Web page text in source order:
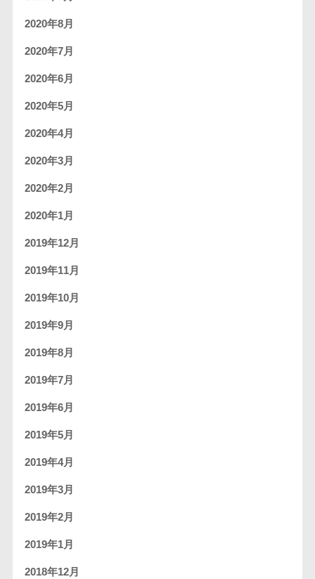
2020年8月
2020年7月
2020年6月
2020年5月
2020年4月
2020年3月
2020年2月
2020年1月
2019年12月
2019年11月
2019年10月
2019年9月
2019年8月
2019年7月
2019年6月
2019年5月
2019年4月
2019年3月
2019年2月
2019年1月
2018年12月